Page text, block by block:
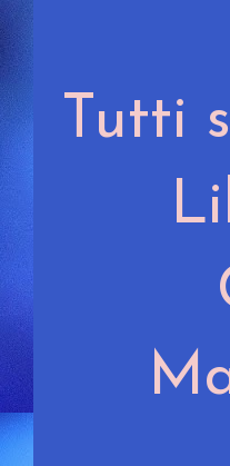
Tutti